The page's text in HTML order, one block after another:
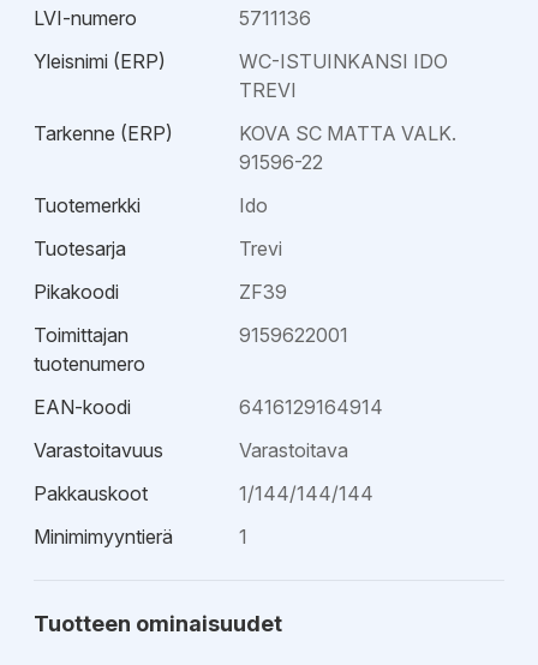
LVI-numero
5711136
Yleisnimi (ERP)
WC-ISTUINKANSI IDO
TREVI
Tarkenne (ERP)
KOVA SC MATTA VALK.
91596-22
Tuotemerkki
Ido
Tuotesarja
Trevi
Pikakoodi
ZF39
Toimittajan
tuotenumero
9159622001
EAN-koodi
6416129164914
Varastoitavuus
Varastoitava
Pakkauskoot
1/144/144/144
Minimimyyntierä
1
Tuotteen ominaisuudet